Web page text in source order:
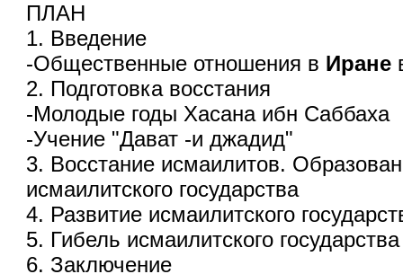
ПЛАН
1. Введение
-Общественные отношения в Иране
2. Подготовка восстания
-Молодые годы Хасана ибн Саббаха
-Учение "Дават -и джадид"
3. Восстание исмаилитов.
исмаилитского государства
4. Развитие исмаилитского
5. Гибель исмаилитского государства
6. Заключение